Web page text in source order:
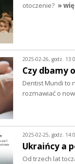
otoczenie? »
2025-02-26, godz.
Czy dbamy
Dentist Mundi to
rozmawiać o
2025-02-25, godz.
Ukraińcy a
Od trzech lat